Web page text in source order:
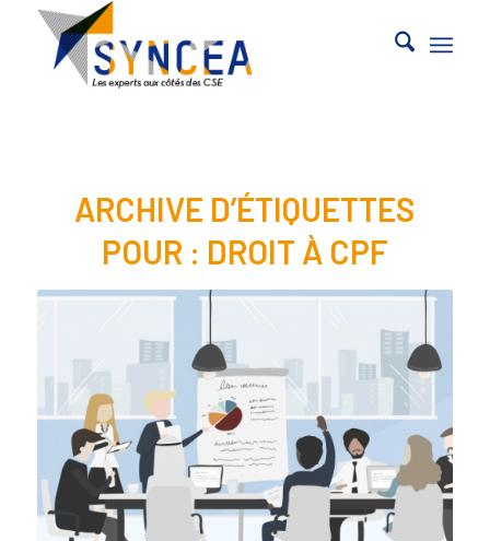
ARCHIVE D’ÉTIQUETTES
POUR : DROIT À CPF